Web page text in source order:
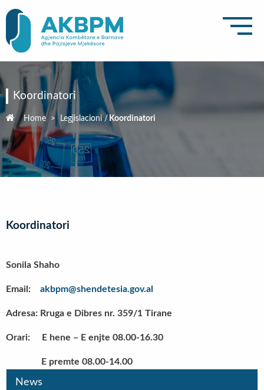
Koordinatori
Home > Legjislacioni / Koordinatori
Koordinatori
Sonila Shaho
Email: akbpm@shendetesia.gov.al
Adresa: Rruga e Dibres nr. 359/1 Tirane
Orari: E hene – E enjte 08.00-16.30
E premte 08.00-14.00
News